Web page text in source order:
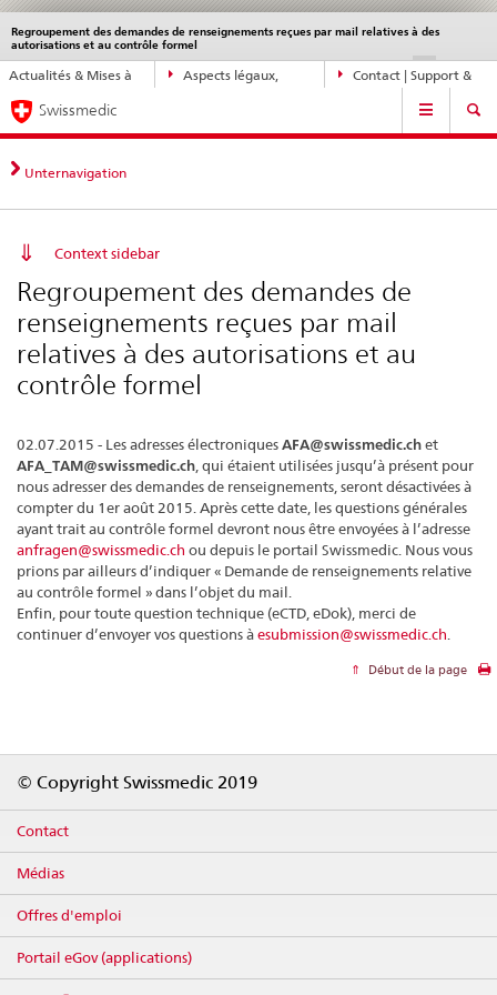
Navigation
directe:
actualités,
bases
juridiques,
contact
Actualités & Mises à
Aspects légaux,
Contact | Support &
Regroupement des demandes de renseignements reçues par mail relatives à des
autorisations et au contrôle formel
DE EN
Service
navigation
Navigation
Swissmedic
Unternavigation
Context sidebar
Regroupement des demandes de
renseignements reçues par mail
relatives à des autorisations et au
contrôle formel
02.07.2015 - Les adresses électroniquesAFA@swissmedic.chet
AFA_TAM@swissmedic.ch , qui étaient utilisées jusqu’à présent pour
nous adresser des demandes de renseignements, seront désactivées à
compter du 1er août 2015. Après cette date, les questions générales
ayant trait au contrôle formel devront nous être envoyées à l’adresse
anfragen@swissmedic.ch ou depuis le portail Swissmedic. Nous vous
prions par ailleurs d’indiquer « Demande de renseignements relative
au contrôle formel » dans l’objet du mail.
Enfin, pour toute question technique (eCTD, eDok), merci de
continuer d’envoyer vos questions àesubmission@swissmedic.ch
Début de la page
© Copyright Swissmedic 2019
Contact
Médias
Offres d'emploi
Portail eGov (applications)